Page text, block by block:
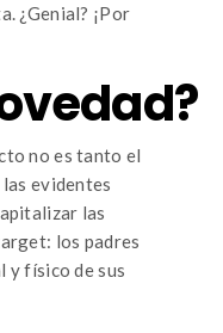
¿Genial? ¡Por
no es tanto el
evidentes
las
los padres
y físico de sus